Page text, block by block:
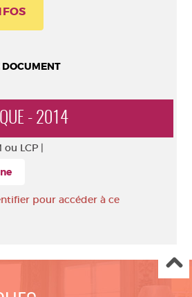
DOCUMENT
- 2014
LCP |
pour accéder à ce